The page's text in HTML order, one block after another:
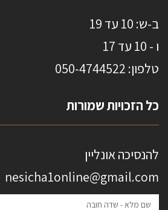
ב-ש: 10 עד 19
ו - 10 עד 17
טלפון: 0 50-4744522
כל הזכויות שמורות
להנסיכה אונליין
nesicha1online@gmail.com